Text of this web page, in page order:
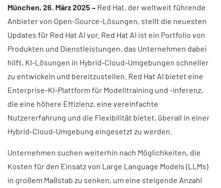
München, 26. März 2025 – Red Hat, der weltweit führende
Anbieter von Open-Source-Lösungen, stellt die neuesten
Updates für Red Hat AI vor. Red Hat AI ist ein Portfolio von
Produkten und Dienstleistungen, das Unternehmen dabei
hilft, KI-Lösungen in Hybrid-Cloud-Umgebungen schneller
zu entwickeln und bereitzustellen. Red Hat AI bietet eine
Enterprise-KI-Plattform für Modelltraining und -inferenz,
die eine höhere Effizienz, eine vereinfachte
Nutzererfahrung und die Flexibilität bietet, überall in einer
Hybrid-Cloud-Umgebung eingesetzt zu werden.
Unternehmen suchen weiterhin nach Möglichkeiten, die
Kosten für den Einsatz von Large Language Models (LLMs)
in großem Maßstab zu senken, um eine steigende Anzahl